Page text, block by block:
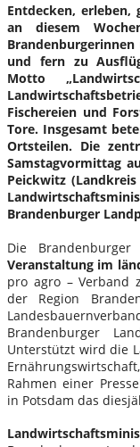
Entdecken, erleben,
an diesem
und fern zu
Motto
Fischereien und
Tore. Insgesamt
Ortsteilen. Die
Samstagvormittag
Peickwitz
Brandenburger
Die
Veranstaltung im
pro agro – Verband
der Region
Brandenburger
Unterstützt wird die
Rahmen einer
in Potsdam das